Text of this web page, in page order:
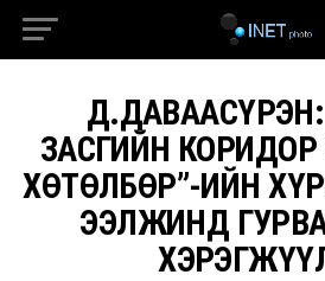
ЗАСГИЙН КОРИДОР
ХӨТӨЛБӨР”-ИЙН
ЭЭЛЖИНД